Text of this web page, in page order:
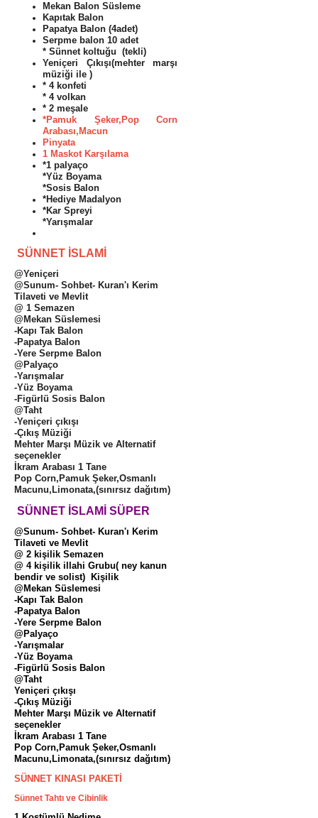
Mekan Balon Süsleme
Kapıtak Balon
Papatya Balon (4adet)
Serpme balon 10 adet
* Sünnet koltuğu (tekli)
Yeniçeri Çıkışı(mehter marşı
müziği ile )
* 4 konfeti
* 4 volkan
* 2 meşale
*Pamuk Şeker,Pop Corn
Arabası,Macun
Pinyata
1 Maskot Karşılama
*1 palyaço
*Yüz Boyama
*Sosis Balon
*Hediye Madalyon
*Kar Spreyi
*Yarışmalar
SÜNNET İSLAMİ
@Yeniçeri
@Sunum- Sohbet- Kuran'ı Kerim
Tilaveti ve Mevlit
@ 1 Semazen
@Mekan Süslemesi
-Kapı Tak Balon
-Papatya Balon
-Yere Serpme Balon
@Palyaço
-Yarışmalar
-Yüz Boyama
-Figürlü Sosis Balon
@Taht
-Yeniçeri çıkışı
-Çıkış Müziği
Mehter Marşı Müzik ve Alternatif
seçenekler
İkram Arabası 1 Tane
Pop Corn,Pamuk Şeker,Osmanlı
Macunu,Limonata,(sınırsız dağıtım)
SÜNNET İSLAMİ SÜPER
@Sunum- Sohbet- Kuran'ı Kerim
Tilaveti ve Mevlit
@ 2 kişilik Semazen
@ 4 kişilik illahi Grubu( ney kanun
bendir ve solist) Kişilik
@Mekan Süslemesi
-Kapı Tak Balon
-Papatya Balon
-Yere Serpme Balon
@Palyaço
-Yarışmalar
-Yüz Boyama
-Figürlü Sosis Balon
@Taht
Yeniçeri çıkışı
-Çıkış Müziği
Mehter Marşı Müzik ve Alternatif
seçenekler
İkram Arabası 1 Tane
Pop Corn,Pamuk Şeker,Osmanlı
Macunu,Limonata,(sınırsız dağıtım)
SÜNNET KINASI PAKETİ
Sünnet Tahtı ve Cibinlik